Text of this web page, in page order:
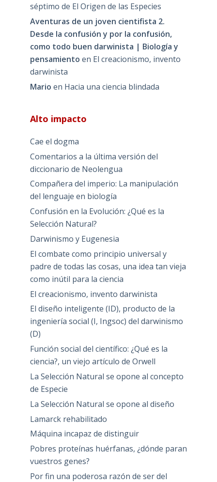
séptimo de El Origen de las Especies
Aventuras de un joven cientifista 2.
Desde la confusión y por la confusión,
como todo buen darwinista | Biología y
pensamiento en El creacionismo, invento
darwinista
Mario en Hacia una ciencia blindada
Alto impacto
Cae el dogma
Comentarios a la última versión del
diccionario de Neolengua
Compañera del imperio: La manipulación
del lenguaje en biología
Confusión en la Evolución: ¿Qué es la
Selección Natural?
Darwinismo y Eugenesia
El combate como principio universal y
padre de todas las cosas, una idea tan vieja
como inútil para la ciencia
El creacionismo, invento darwinista
El diseño inteligente (ID), producto de la
ingeniería social (I, Ingsoc) del darwinismo
(D)
Función social del científico: ¿Qué es la
ciencia?, un viejo artículo de Orwell
La Selección Natural se opone al concepto
de Especie
La Selección Natural se opone al diseño
Lamarck rehabilitado
Máquina incapaz de distinguir
Pobres proteínas huérfanas, ¿dónde paran
vuestros genes?
Por fin una poderosa razón de ser del